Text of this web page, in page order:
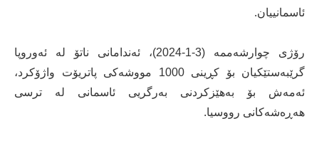
ئاسمانییان.
رۆژی چوارشەممە (3-1-2024)، ئەندامانی ناتۆ لە ئەوروپا
گرێبەستێکیان بۆ کڕینی 1000 مووشەکی پاتریۆت واژۆکرد،
ئەمەش بۆ بەهێزکردنی بەرگریی ئاسمانی لە ترسی
هەڕەشەکانی رووسیا.